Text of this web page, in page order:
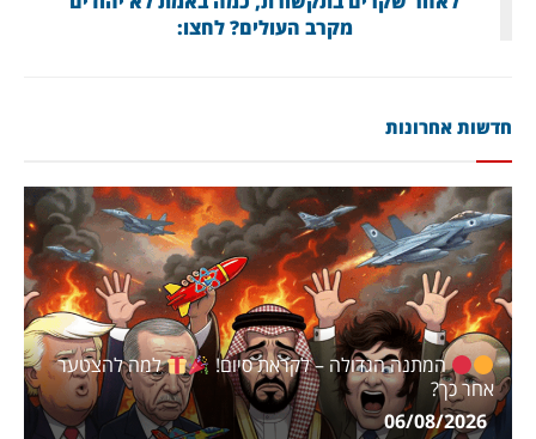
מקרב העולים? לחצו:
חדשות אחרונות
המתנה הגדולה – לקראת סיום!
למה להצטער
אחר כך?
06/08/2026